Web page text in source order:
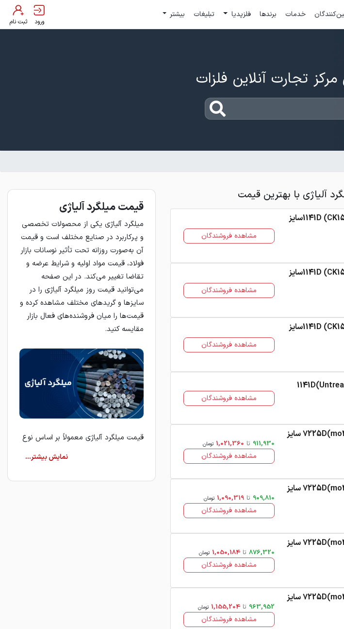
خدمات برندها فلزپدیا تبلیغات بیشتر
ورود ثبت نام
آلیاژی با بهترین قیمت
میلگرد آلیاژی (Untreated) (CK15) 1141Dسایز
مشاهده فروشندگان
میلگرد آلیاژی (Untreated) (CK15) 1141Dسایز
مشاهده فروشندگان
میلگرد آلیاژی (Untreated) (CK15) 1141Dسایز
مشاهده فروشندگان
مشاهده فروشندگان
میلگرد آلیاژی 7225D(mo40)(Annealed) سایز
911,930 تا 1,021,360 تومان
مشاهده فروشندگان
میلگرد آلیاژی 7225D(mo40)(Annealed) سایز
909,810 تا 1,090,319 تومان
مشاهده فروشندگان
میلگرد آلیاژی 7225D(mo40)(Annealed) سایز
876,320 تا 1,050,184 تومان
مشاهده فروشندگان
میلگرد آلیاژی 7225D(mo40)(Annealed) سایز
963,952 تا 1,155,204 تومان
مشاهده فروشندگان
قیمت میلگرد آلیاژی
میلگرد آلیاژی یکی از محصولات تخصصی
و پرکاربرد در صنایع مختلف است و قیمت
آن به‌صورت روزانه تحت تأثیر نوسانات بازار
فولاد، قیمت مواد اولیه و شرایط عرضه و
تقاضا تغییر می‌کند. در این صفحه
می‌توانید قیمت روز میلگرد آلیاژی را در
سایزها و گریدهای مختلف مشاهده کرده و
قیمت‌ها را میان فروشنده‌های فعال بازار
مقایسه کنید.
قیمت میلگرد آلیاژی معمولاً بر اساس نوع
آلیاژ، گرید فولاد، قطر میلگرد، کارخانه
تولیدکننده و شرایط بازار تعیین می‌شود.